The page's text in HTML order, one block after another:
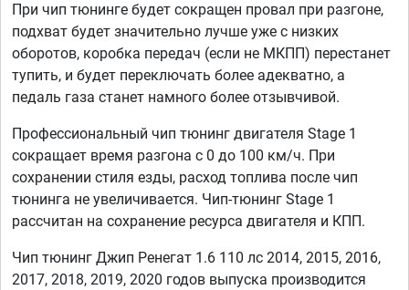
При чип тюнинге будет сокращен провал при разгоне,
подхват будет значительно лучше уже с низких
оборотов, коробка передач (если не МКПП) перестанет
тупить, и будет переключать более адекватно, а
педаль газа станет намного более отзывчивой.
Профессиональный чип тюнинг двигателя Stage 1
сокращает время разгона с 0 до 100 км/ч. При
сохранении стиля езды, расход топлива после чип
тюнинга не увеличивается. Чип-тюнинг Stage 1
рассчитан на сохранение ресурса двигателя и КПП.
Чип тюнинг Джип Ренегат 1.6 110 лс 2014, 2015, 2016,
2017, 2018, 2019, 2020 годов выпуска производится